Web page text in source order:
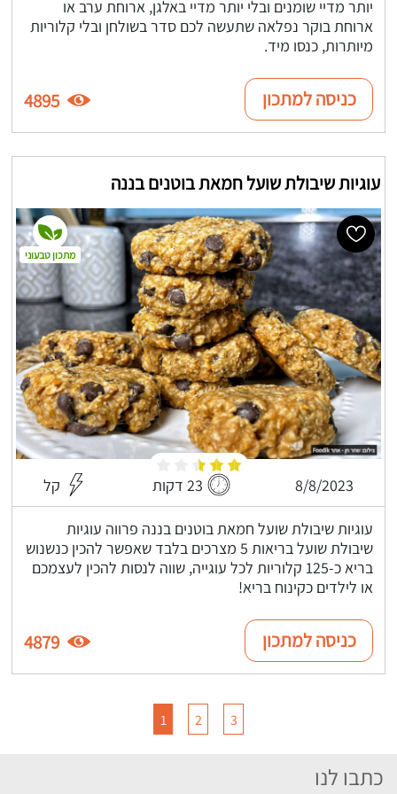
יותר מדיי שומנים ובלי יותר מדיי באלגן, ארוחת ערב או
ארוחת בוקר נפלאה שתעשה לכם סדר בשולחן ובלי קלוריות
מיותרות, כנסו מיד.
כניסה למתכון 4895
עוגיות שיבולת שועל חמאת בוטנים בננה
8/8/2023 23 דקות קל
עוגיות שיבולת שועל חמאת בוטנים בננה פרווה עוגיות
שיבולת שועל בריאות 5 מצרכים בלבד שאפשר להכין כנשנוש
בריא כ-125 קלוריות לכל עוגייה, שווה לנסות להכין לעצמכם
או לילדים כקינוח בריא!
מתכון טבעוני
כניסה למתכון 4879
1 2 3
כתבו לנו